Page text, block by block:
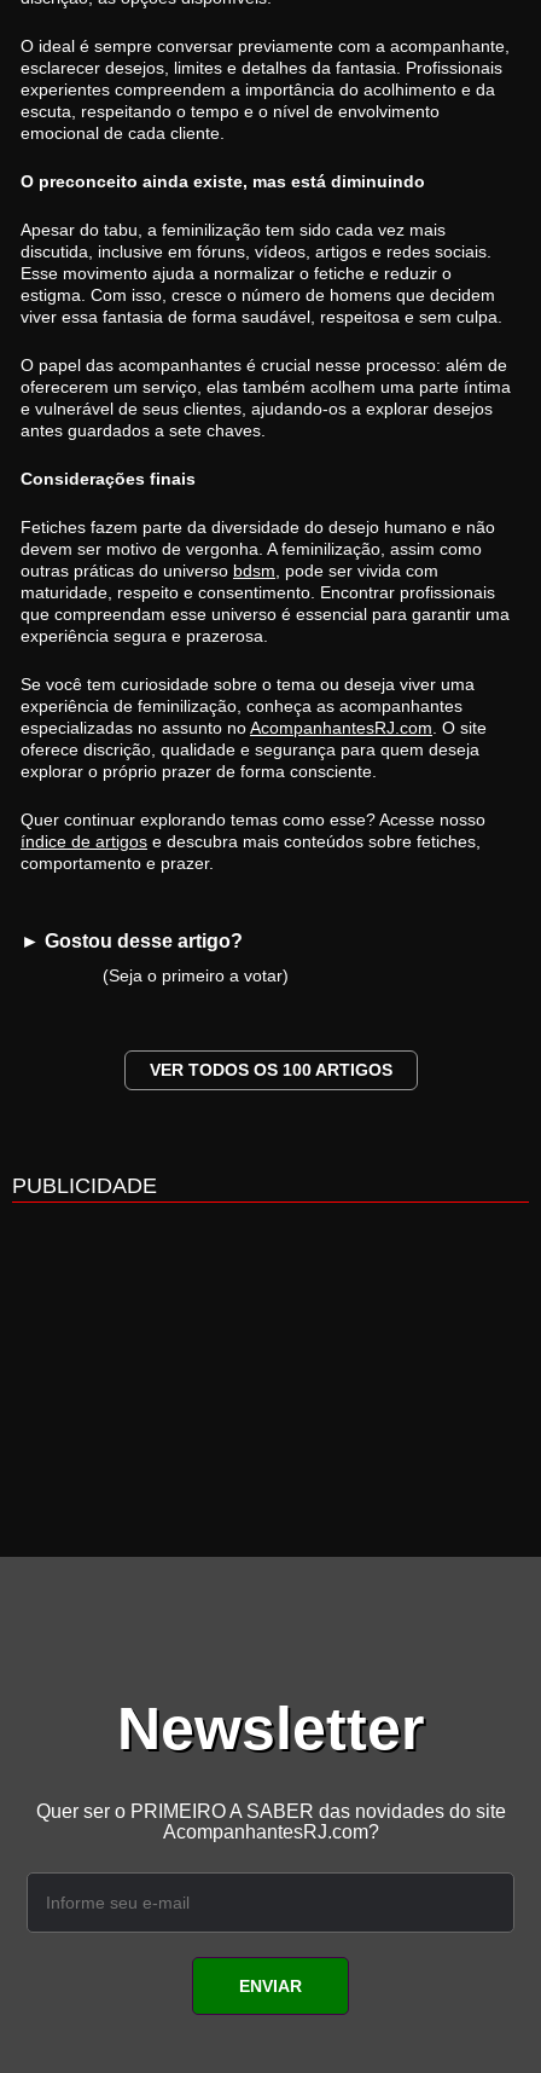
O ideal é sempre conversar previamente com a acompanhante,
esclarecer desejos, limites e detalhes da fantasia. Profissionais
experientes compreendem a importância do acolhimento e da
escuta, respeitando o tempo e o nível de envolvimento
emocional de cada cliente.
O preconceito ainda existe, mas está diminuindo
Apesar do tabu, a feminilização tem sido cada vez mais
discutida, inclusive em fóruns, vídeos, artigos e redes sociais.
Esse movimento ajuda a normalizar o fetiche e reduzir o
estigma. Com isso, cresce o número de homens que decidem
viver essa fantasia de forma saudável, respeitosa e sem culpa.
O papel das acompanhantes é crucial nesse processo: além de
oferecerem um serviço, elas também acolhem uma parte íntima
e vulnerável de seus clientes, ajudando-os a explorar desejos
antes guardados a sete chaves.
Considerações finais
Fetiches fazem parte da diversidade do desejo humano e não
devem ser motivo de vergonha. A feminilização, assim como
outras práticas do universo bdsm , pode ser vivida com
maturidade, respeito e consentimento. Encontrar profissionais
que compreendam esse universo é essencial para garantir uma
experiência segura e prazerosa.
Se você tem curiosidade sobre o tema ou deseja viver uma
experiência de feminilização, conheça as acompanhantes
especializadas no assunto noAcompanhantesRJ.com . O site
oferece discrição, qualidade e segurança para quem deseja
explorar o próprio prazer de forma consciente.
Quer continuar explorando temas como esse? Acesse nosso
índice de artigos e descubra mais conteúdos sobre fetiches,
comportamento e prazer.
► Gostou desse artigo?
(Seja o primeiro a votar)
VER TODOS OS 100 ARTIGOS
PUBLICIDADE
Newsletter
Quer ser o PRIMEIRO A SABER das novidades do site
AcompanhantesRJ.com?